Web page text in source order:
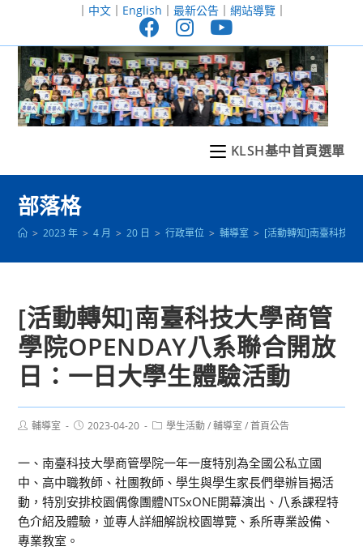
至
｜ 中文｜ English ｜ 最新公告｜ 網站導覽｜
KLSH基中首頁選單
部落格
> 2023 年 > 4 月 > 20 日 > 行政單位 > 輔導室 > [活動轉知]南臺科技大
[活動轉知]南臺科技大學商管
學院OPENDAY八系聯合開放
日：一日大學生體驗活動
Post輔導室
Post2023-04-20
Post學生活動 / 輔導室 / 首頁公告
一、南臺科技大學商管學院一年一度特別為全國公私立國
中、高中職教師、社團教師、學生與學生家長們舉辦旨揭活
動，特別安排校園偶像團體NTSxONE開幕演出、八系課程特
色介紹及體驗，並專人詳細解說校園導覽、系所專業設備、
專業教室。